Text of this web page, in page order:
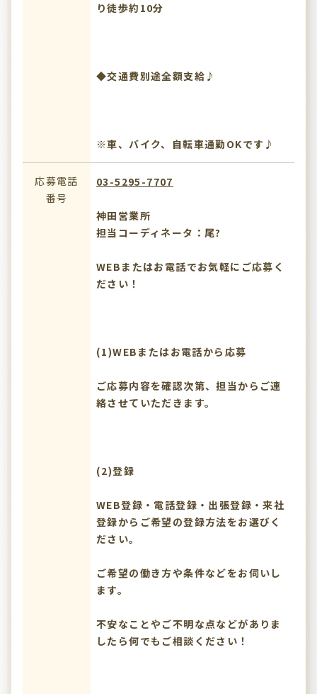
り徒歩約10分
◆交通費別途全額支給♪
※車、バイク、自転車通勤OKです♪
応募電話
番号
03-5295-7707
神田営業所
担当コーディネータ：尾?
WEBまたはお電話でお気軽にご応募く
ださい！
(1)WEBまたはお電話から応募
ご応募内容を確認次第、担当からご連
絡させていただきます。
(2)登録
WEB登録・電話登録・出張登録・来社
登録からご希望の登録方法をお選びく
ださい。
ご希望の働き方や条件などをお伺いし
ます。
不安なことやご不明な点などがありま
したら何でもご相談ください！